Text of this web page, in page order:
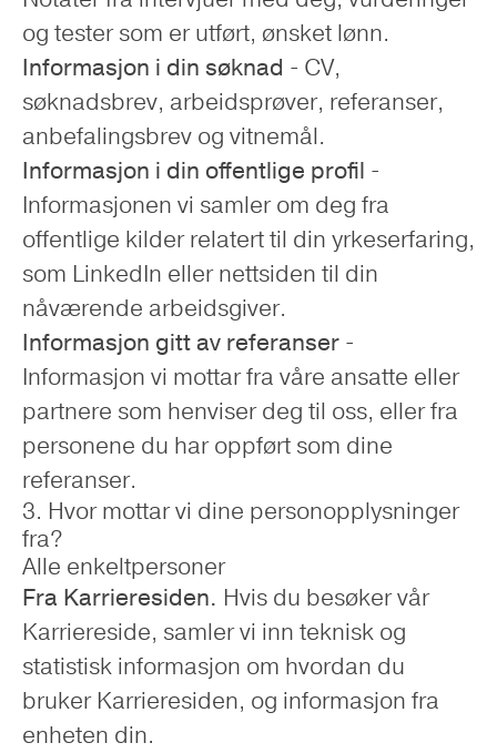
og tester som er utført, ønsket lønn.
Informasjon i din søknad - CV,
søknadsbrev, arbeidsprøver, referanser,
anbefalingsbrev og vitnemål.
Informasjon i din offentlige profil -
Informasjonen vi samler om deg fra
offentlige kilder relatert til din yrkeserfaring,
som LinkedIn eller nettsiden til din
nåværende arbeidsgiver.
Informasjon gitt av referanser -
Informasjon vi mottar fra våre ansatte eller
partnere som henviser deg til oss, eller fra
personene du har oppført som dine
referanser.
3. Hvor mottar vi dine personopplysninger
fra?
Alle enkeltpersoner
Fra Karrieresiden. Hvis du besøker vår
Karriereside, samler vi inn teknisk og
statistisk informasjon om hvordan du
bruker Karrieresiden, og informasjon fra
enheten din.